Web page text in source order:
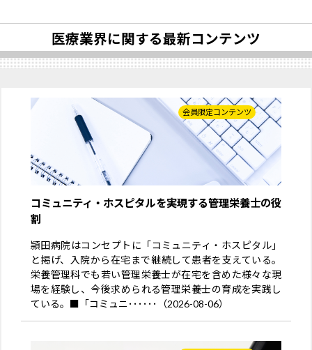
医療業界に関する最新コンテンツ
会員限定コンテンツ
コミュニティ・ホスピタルを実現する管理栄養士の役
割
頴田病院はコンセプトに「コミュニティ・ホスピタル」
と掲げ、入院から在宅まで継続して患者を支えている。
栄養管理科でも若い管理栄養士が在宅を含めた様々な現
場を経験し、今後求められる管理栄養士の育成を実践し
ている。■「コミュニ･･････（2026-08-06）